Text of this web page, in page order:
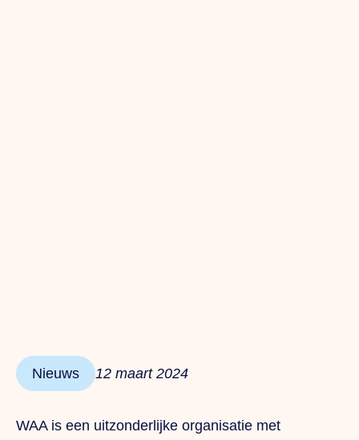
Nieuws 12 maart 2024
WAA is een uitzonderlijke organisatie met